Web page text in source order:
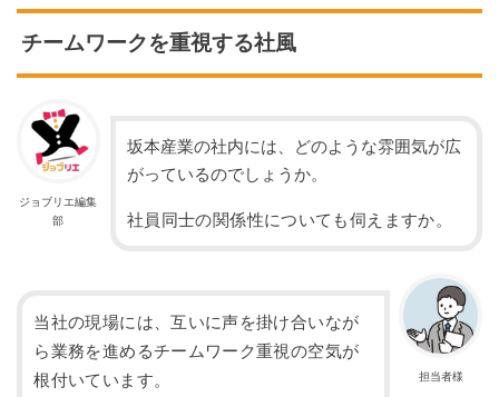
チームワークを重視する社風
ジョブリエ編集
部
坂本産業の社内には、どのような雰囲気が広
がっているのでしょうか。
社員同士の関係性についても伺えますか。
担当者様
当社の現場には、互いに声を掛け合いなが
ら業務を進めるチームワーク重視の空気が
根付いています。